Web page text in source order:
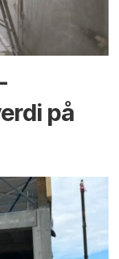
på